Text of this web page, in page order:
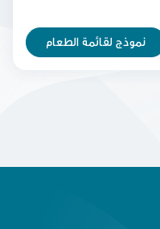
نموذج لقائمة الطعام